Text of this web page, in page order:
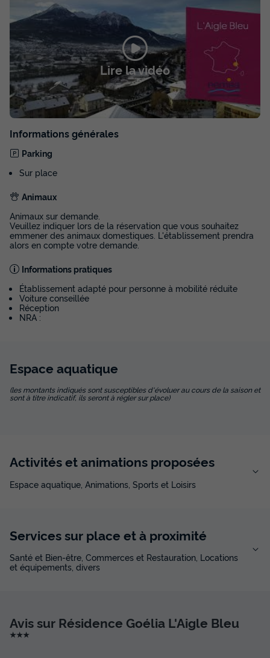
Lire la vidéo
Informations générales
Parking
Sur place
Animaux
Animaux sur demande.
Veuillez indiquer lors de la réservation que vous souhaitez
emmener des animaux domestiques. L'établissement prendra
alors en compte votre demande.
Informations pratiques
Établissement adapté pour personne à mobilité réduite
Voiture conseillée
Réception
NRA :
Espace aquatique
(les montants indiqués sont susceptibles d'évoluer au cours de la saison et
sont à titre indicatif, ils seront à régler sur place)
Activités et animations proposées
Espace aquatique, Animations, Sports et Loisirs
Services sur place et à proximité
Santé et Bien-être, Commerces et Restauration, Locations
et équipements, divers
Avis sur Résidence Goélia L'Aigle Bleu
★★★